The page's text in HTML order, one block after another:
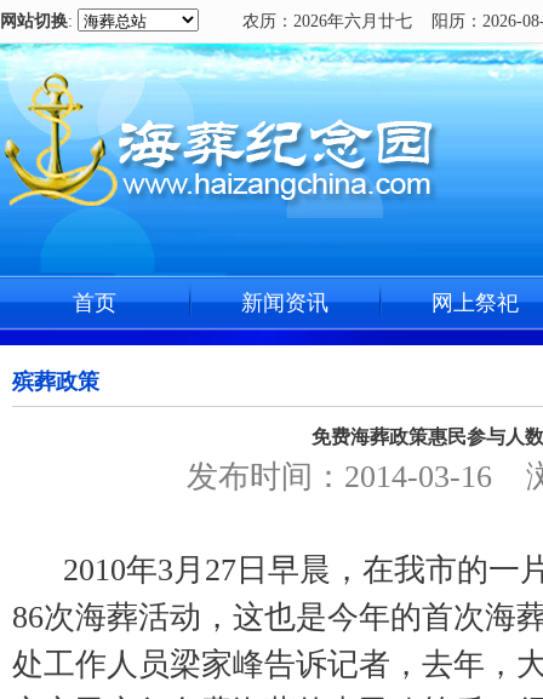
网站切换: 农历：2026年六月廿七 阳历：2026-
首页 新闻资讯 网上祭祀
殡葬政策
免费海葬政策惠民参与人
发布时间：2014-03-16
2010年3月27日早晨，在我市的一
86次海葬活动，这也是今年的首次海
处工作人员梁家峰告诉记者，去年，